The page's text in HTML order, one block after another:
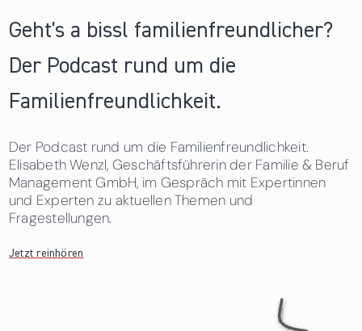
Geht's a bissl familienfreundlicher?
Der Podcast rund um die
Familienfreundlichkeit.
Der Podcast rund um die Familienfreundlichkeit.
Elisabeth Wenzl, Geschäftsführerin der Familie & Beruf
Management GmbH, im Gespräch mit Expertinnen
und Experten zu aktuellen Themen und
Fragestellungen.
Jetzt reinhören